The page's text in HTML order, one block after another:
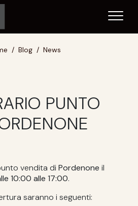
Blog News
PUNTO
vendita di Pordenone il
10:00 alle 17:00.
saranno i seguenti: